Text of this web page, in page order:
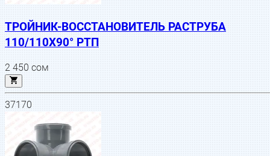
ТРОЙНИК-ВОССТАНОВИТЕЛЬ РАСТРУБА
110/110Х90° РТП
2 450сом
37170